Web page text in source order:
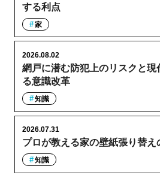
する利点
家
網戸に潜む防犯上のリスクと現
る意識改革
2026.08.02
知識
プロが教える家の壁紙張り替え
2026.07.31
知識